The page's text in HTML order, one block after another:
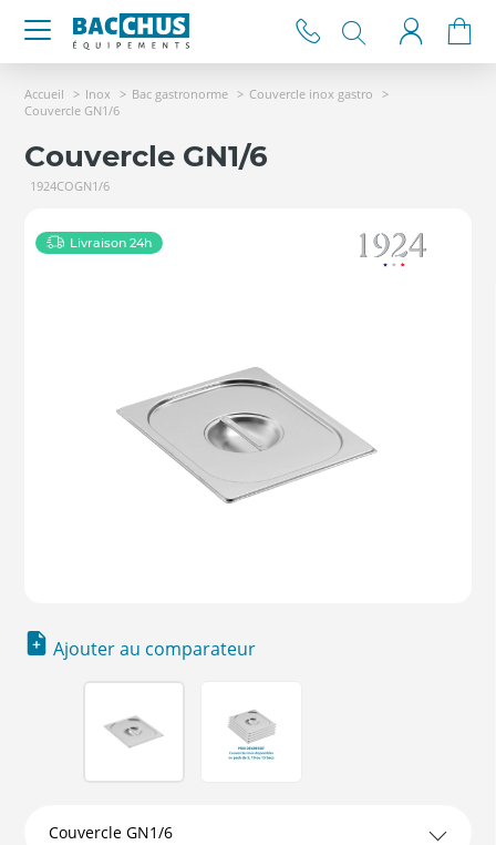
Accueil Inox Bac gastronorme
Couvercle inox gastro
Couvercle GN1/6
Couvercle GN1/6
1924COGN1/6
Livraison 24h
Ajouter au comparateur